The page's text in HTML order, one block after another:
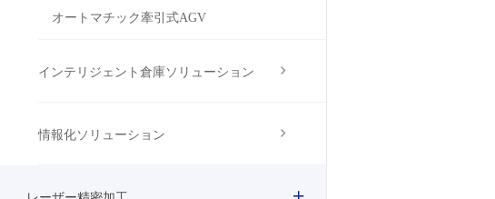
オートマチック牽引式AGV
インテリジェント倉庫ソリューション
情報化ソリューション